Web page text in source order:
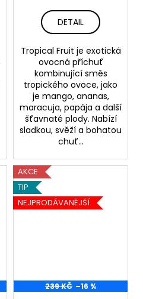
DETAIL
Tropical Fruit je exotická
ovocná příchuť
kombinující směs
tropického ovoce, jako
je mango, ananas,
maracuja, papája a další
šťavnaté plody. Nabízí
sladkou, svěží a bohatou
chuť...
AKCE
TIP
NEJPRODÁVANĚJŠÍ
239 KČ –16 %